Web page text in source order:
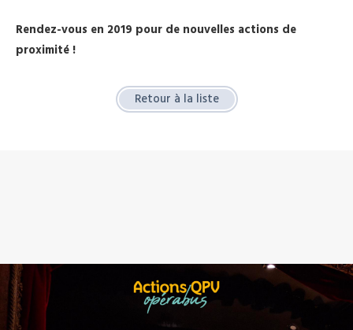
Rendez-vous en 2019 pour de nouvelles actions de
proximité !
Retour à la liste